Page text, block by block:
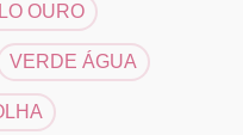
OURO
VERDE ÁGUA